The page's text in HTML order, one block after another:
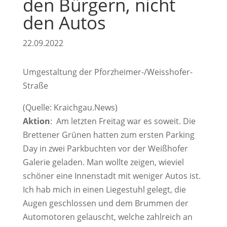
den Bürgern, nicht
den Autos
22.09.2022
Umgestaltung der Pforzheimer-/Weisshofer-
Straße
(Quelle: Kraichgau.News)
Aktion: Am letzten Freitag war es soweit. Die
Brettener Grünen hatten zum ersten Parking
Day in zwei Parkbuchten vor der Weißhofer
Galerie geladen. Man wollte zeigen, wieviel
schöner eine Innenstadt mit weniger Autos ist.
Ich hab mich in einen Liegestuhl gelegt, die
Augen geschlossen und dem Brummen der
Automotoren gelauscht, welche zahlreich an